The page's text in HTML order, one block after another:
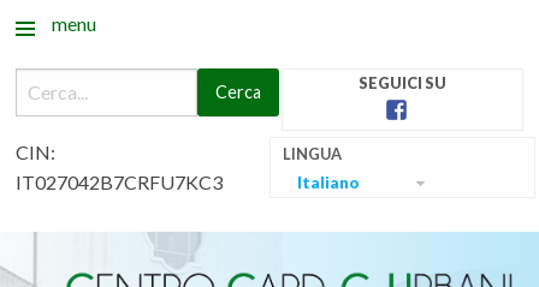
menu
Facebook
Urbani
CIN:
IT027042B7CRFU7KC3
Italiano